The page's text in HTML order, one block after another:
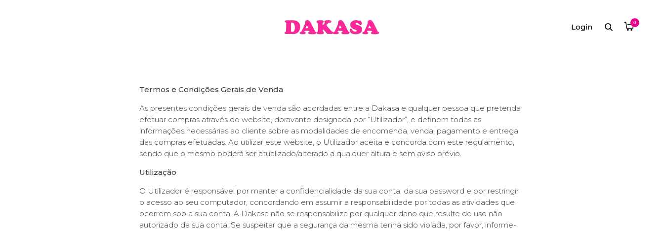
Login 0
Termos e Condições Gerais de Venda
As presentes condições gerais de venda são acordadas entre a Dakasa e qualquer pessoa que pretenda
efetuar compras através do website, doravante designada por “Utilizador”, e definem todas as
informações necessárias ao cliente sobre as modalidades de encomenda, venda, pagamento e entrega
das compras efetuadas. Ao utilizar este website, o Utilizador aceita e concorda com este regulamento,
sendo que o mesmo poderá ser atualizado/alterado a qualquer altura e sem aviso prévio.
Utilização
O Utilizador é responsável por manter a confidencialidade da sua conta, da sua password e por restringir
o acesso ao seu computador, concordando em assumir a responsabilidade por todas as atividades que
ocorrem sob a sua conta. A Dakasa não se responsabiliza por qualquer dano que resulte do uso não
autorizado da sua conta. Se suspeitar que a segurança da mesma tenha sido violada, por favor, informe-